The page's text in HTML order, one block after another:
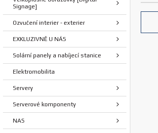
Signage]
Ozvučení interier - exterier
EXKLUZIVNĚ U NÁS
Solární panely a nabíjecí stanice
Elektromobilita
Servery
Serverové komponenty
NAS